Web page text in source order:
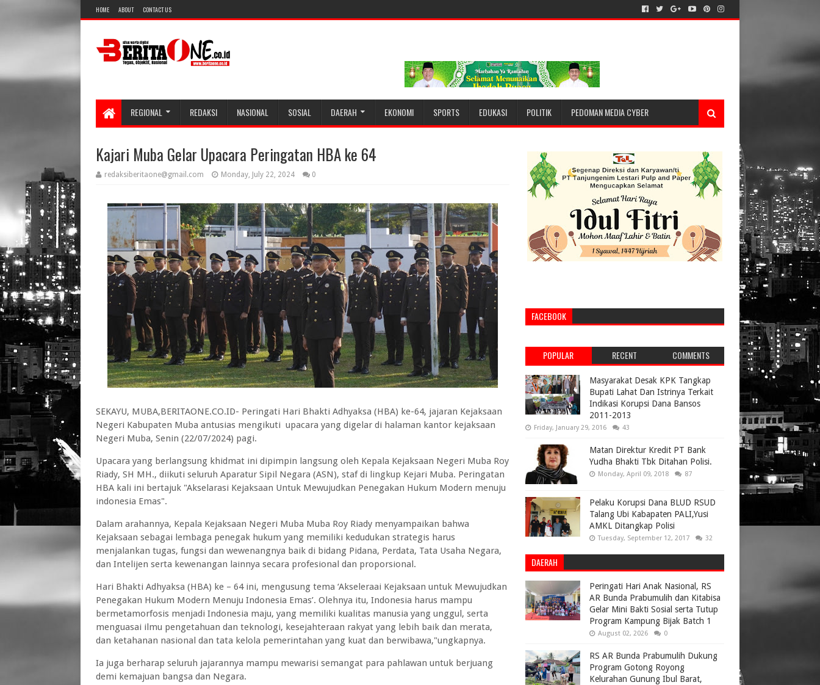
HOME ABOUT CONTACT US
REGIONAL REDAKSI NASIONAL SOSIAL DAERAH EKONOMI SPORTS EDUKASI POLITIK PEDOMAN MEDIA CYBER
Kajari Muba Gelar Upacara Peringatan HBA ke 64
redaksiberitaone@gmail.com Monday, July 22, 2024 0
SEKAYU, MUBA,BERITAONE.CO.ID- Peringati Hari Bhakti Adhyaksa (HBA) ke-64, jajaran Kejaksaan
Negeri Kabupaten Muba antusias mengikuti upacara yang digelar di halaman kantor kejaksaan
Negeri Muba, Senin (22/07/2024) pagi.
Upacara yang berlangsung khidmat ini dipimpin langsung oleh Kepala Kejaksaan Negeri Muba Roy
Riady, SH MH., diikuti seluruh Aparatur Sipil Negara (ASN), staf di lingkup Kejari Muba. Peringatan
HBA kali ini bertajuk "Akselarasi Kejaksaan Untuk Mewujudkan Penegakan Hukum Modern menuju
indonesia Emas".
Dalam arahannya, Kepala Kejaksaan Negeri Muba Muba Roy Riady menyampaikan bahwa
Kejaksaan sebagai lembaga penegak hukum yang memiliki kedudukan strategis harus
menjalankan tugas, fungsi dan wewenangnya baik di bidang Pidana, Perdata, Tata Usaha Negara,
dan Intelijen serta kewenangan lainnya secara profesional dan proporsional.
Hari Bhakti Adhyaksa (HBA) ke – 64 ini, mengusung tema ‘Akseleraai Kejaksaan untuk Mewujudkan
Penegakan Hukum Modern Menuju Indonesia Emas’. Olehnya itu, Indonesia harus mampu
bermetamorfosis menjadi Indonesia maju, yang memiliki kualitas manusia yang unggul, serta
menguasai ilmu pengetahuan dan teknologi, kesejahteraan rakyat yang lebih baik dan merata,
dan ketahanan nasional dan tata kelola pemerintahan yang kuat dan berwibawa,"ungkapnya.
Ia juga berharap seluruh jajarannya mampu mewarisi semangat para pahlawan untuk berjuang
demi kemajuan bangsa dan Negara.
FACEBOOK
POPULAR RECENT COMMENTS
Masyarakat Desak KPK Tangkap
Bupati Lahat Dan Istrinya Terkait
Indikasi Korupsi Dana Bansos
2011-2013
Friday, January 29, 2016 43
Matan Direktur Kredit PT Bank
Yudha Bhakti Tbk Ditahan Polisi.
Monday, April 09, 2018 87
Pelaku Korupsi Dana BLUD RSUD
Talang Ubi Kabapaten PALI,Yusi
AMKL Ditangkap Polisi
Tuesday, September 12, 2017 32
DAERAH
Peringati Hari Anak Nasional, RS
AR Bunda Prabumulih dan Kitabisa
Gelar Mini Bakti Sosial serta Tutup
Program Kampung Bijak Batch 1
August 02, 2026 0
RS AR Bunda Prabumulih Dukung
Program Gotong Royong
Kelurahan Gunung Ibul Barat,